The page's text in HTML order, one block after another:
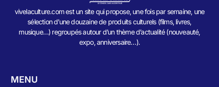
vivelaculture.com est un site qui propose, une fois par semaine, une
sélection d’une douzaine de produits culturels (films, livres,
musique…) regroupés autour d’un thème d’actualité (nouveauté,
expo, anniversaire…).
MENU